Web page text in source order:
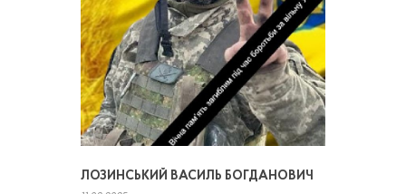
ЛОЗИНСЬКИЙ ВАСИЛЬ БОГДАНОВИЧ